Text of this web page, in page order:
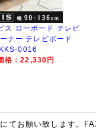
ス ローボード テレビ
ナー テレビボード
KKS-0016
格：22,330円
てお願い致します。